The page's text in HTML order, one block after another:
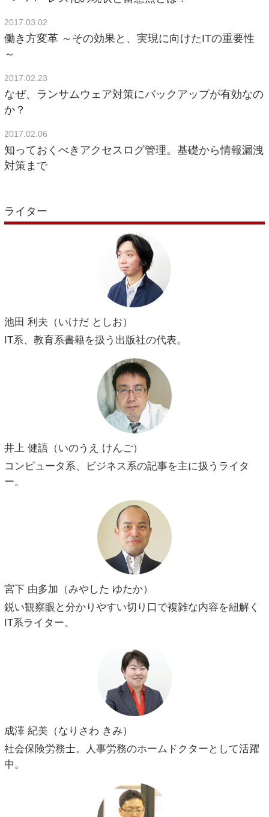
2017.03.02
働き方変革 ～その効果と、実現に向けたITの重要性
～
2017.02.23
なぜ、ランサムウェア対策にバックアップが有効なの
か？
2017.02.06
知っておくべきアクセスログ管理。基礎から情報漏洩
対策まで
ライター
池田 利夫（いけだ としお）
IT系、教育系書籍を扱う出版社の代表。
井上 健語（いのうえ けんご）
コンピュータ系、ビジネス系の記事を主に扱うライタ
ー。
宮下 由多加（みやした ゆたか）
鋭い観察眼と分かりやすい切り口で複雑な内容を紐解く
IT系ライター。
成澤 紀美（なりさわ きみ）
社会保険労務士。人事労務のホームドクターとして活躍
中。